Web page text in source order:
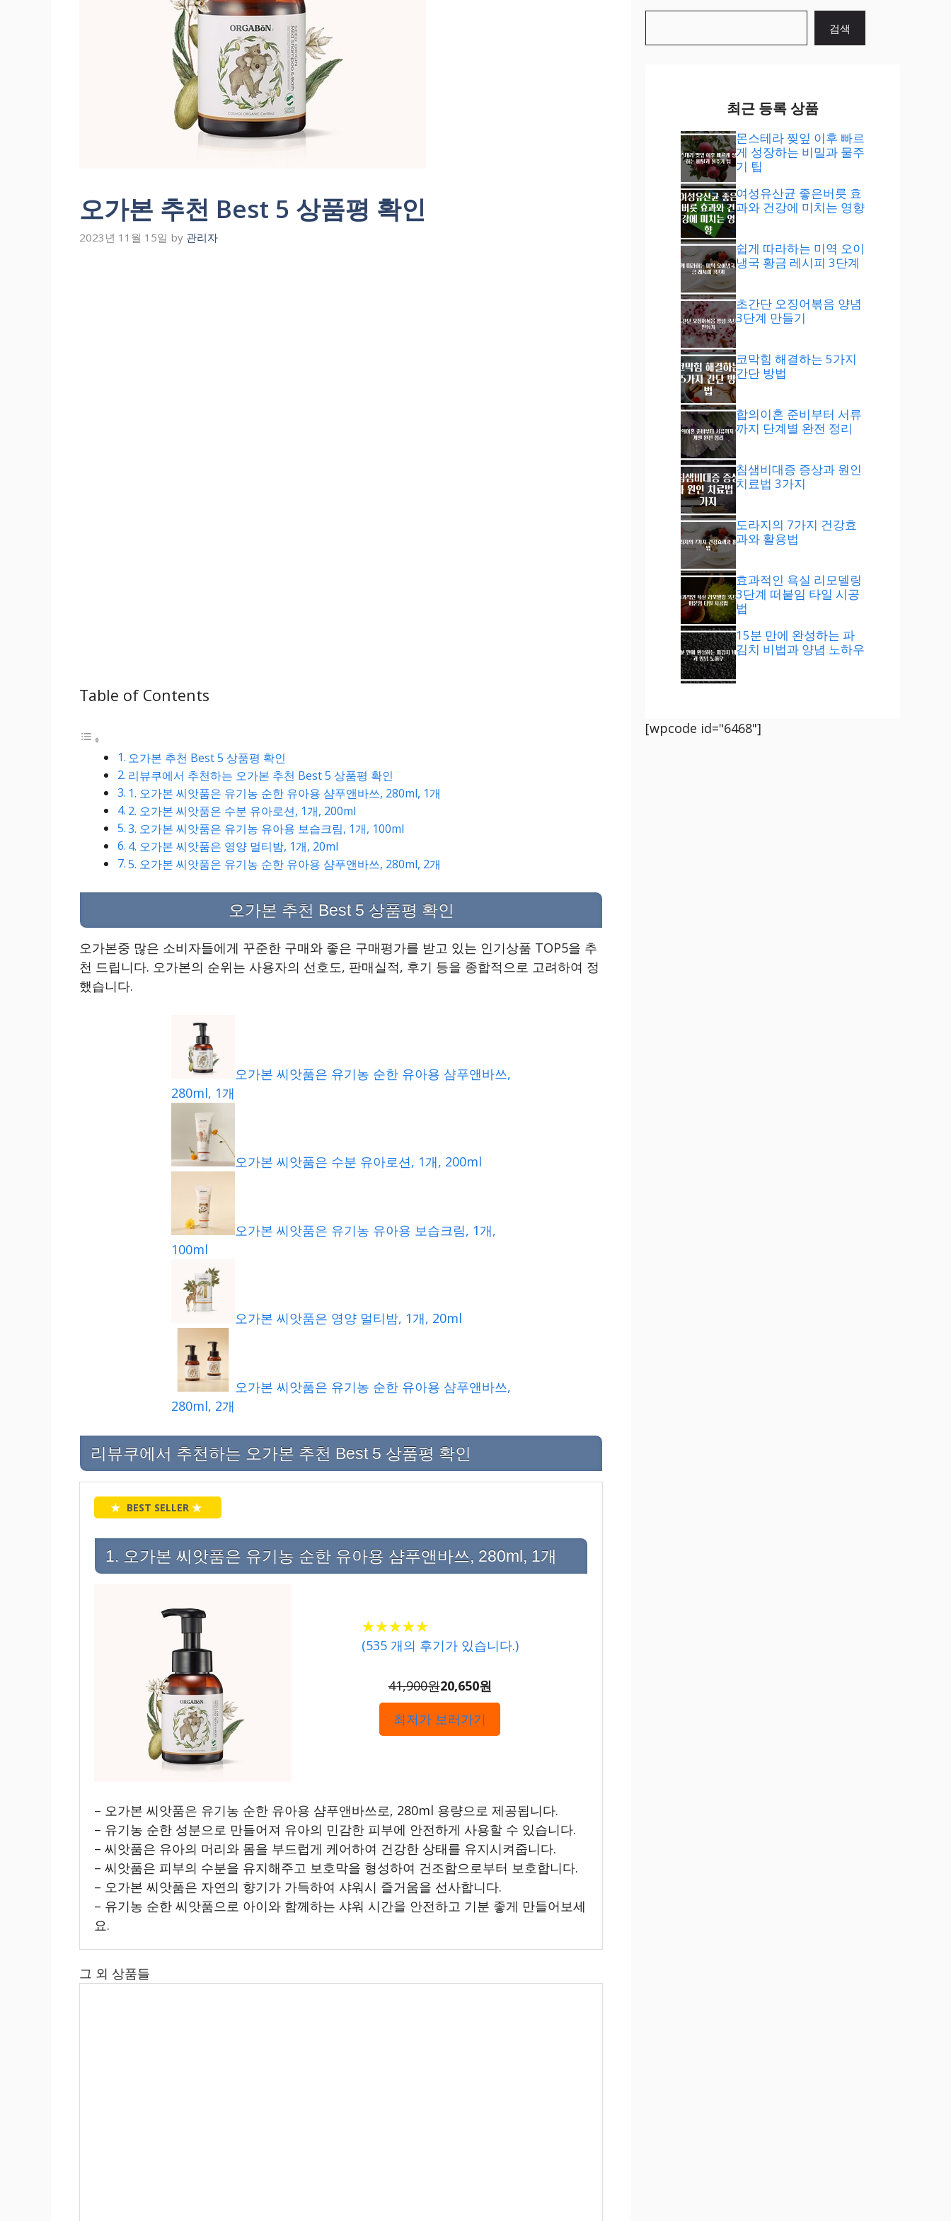
오가본 추천 Best 5 상품평 확인
2023년 11월 15일 by 관리자
Table of Contents
오가본 추천 Best 5 상품평 확인
리뷰쿠에서 추천하는 오가본 추천 Best 5 상품평 확인
1. 오가본 씨앗품은 유기농 순한 유아용 샴푸앤바쓰, 280ml, 1개
2. 오가본 씨앗품은 수분 유아로션, 1개, 200ml
3. 오가본 씨앗품은 유기농 유아용 보습크림, 1개, 100ml
4. 오가본 씨앗품은 영양 멀티밤, 1개, 20ml
5. 오가본 씨앗품은 유기농 순한 유아용 샴푸앤바쓰, 280ml, 2개
오가본 추천 Best 5 상품평 확인
오가본중 많은 소비자들에게 꾸준한 구매와 좋은 구매평가를 받고 있는 인기상품 TOP5을 추
천 드립니다. 오가본의 순위는 사용자의 선호도, 판매실적, 후기 등을 종합적으로 고려하여 정
했습니다.
오가본 씨앗품은 유기농 순한 유아용 샴푸앤바쓰,
280ml, 1개
오가본 씨앗품은 수분 유아로션, 1개, 200ml
오가본 씨앗품은 유기농 유아용 보습크림, 1개,
100ml
오가본 씨앗품은 영양 멀티밤, 1개, 20ml
오가본 씨앗품은 유기농 순한 유아용 샴푸앤바쓰,
280ml, 2개
리뷰쿠에서 추천하는 오가본 추천 Best 5 상품평 확인
★ BEST SELLER ★
1. 오가본 씨앗품은 유기농 순한 유아용 샴푸앤바쓰, 280ml, 1개
★★★★★
★★★★★
(535개의 후기가 있습니다.)
41,900원20,650원
최저가 보러가기
– 오가본 씨앗품은 유기농 순한 유아용 샴푸앤바쓰로, 280ml 용량으로 제공됩니다.
– 유기농 순한 성분으로 만들어져 유아의 민감한 피부에 안전하게 사용할 수 있습니다.
– 씨앗품은 유아의 머리와 몸을 부드럽게 케어하여 건강한 상태를 유지시켜줍니다.
– 씨앗품은 피부의 수분을 유지해주고 보호막을 형성하여 건조함으로부터 보호합니다.
– 오가본 씨앗품은 자연의 향기가 가득하여 샤워시 즐거움을 선사합니다.
– 유기농 순한 씨앗품으로 아이와 함께하는 샤워 시간을 안전하고 기분 좋게 만들어보세
요.
그 외 상품들
검색
최근 등록 상품
몬스테라 찢잎 이후 빠르
게 성장하는 비밀과 물주
기 팁
여성유산균 좋은버릇 효
과와 건강에 미치는 영향
쉽게 따라하는 미역 오이
냉국 황금 레시피 3단계
초간단 오징어볶음 양념
3단계 만들기
코막힘 해결하는 5가지
간단 방법
합의이혼 준비부터 서류
까지 단계별 완전 정리
침샘비대증 증상과 원인
치료법 3가지
도라지의 7가지 건강효
과와 활용법
효과적인 욕실 리모델링
3단계 떠붙임 타일 시공
법
15분 만에 완성하는 파
김치 비법과 양념 노하우
[wpcode id="6468"]